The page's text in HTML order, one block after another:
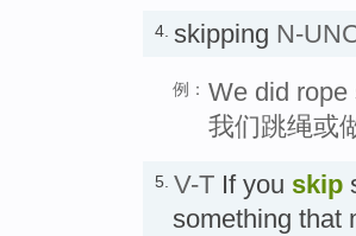
4. skipping N-
例： We did
我们跳绳或
5. V-T If you skip
something that